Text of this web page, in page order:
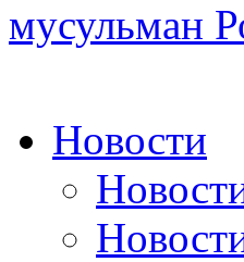
мусульман
Новости